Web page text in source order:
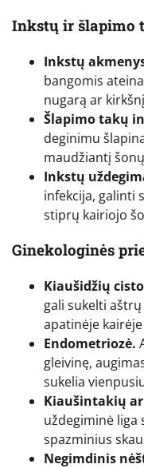
Inkstų ir šlapimo
Inkstų
bangomis
nugarą ar
Šlapimo takų
deginimu
maudžiantį
Inkstų
infekcija, galinti
stiprų kairiojo
Ginekologinės
Kiaušidžių
gali sukelti
apatinėje
Endometriozė.
gleivinę,
sukelia
Kiaušintakių
uždegiminė
spazminius
Negimdinis